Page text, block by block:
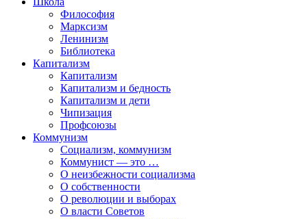
Философия
Марксизм
Ленинизм
Библиотека
Капитализм
Капитализм
Капитализм и бедность
Капитализм и дети
Чипизация
Профсоюзы
Коммунизм
Социализм, коммунизм
Коммунист — это …
О неизбежности социализма
О собственности
О революции и выборах
О власти Советов